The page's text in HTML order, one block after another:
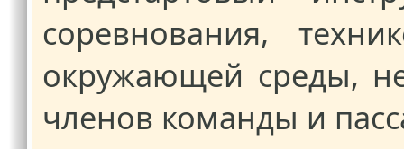
соревнования,
окружающей среды,
членов команды и